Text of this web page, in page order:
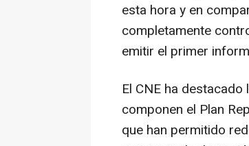
esta hora y en
completamente
emitir el primer
El CNE ha
componen el Plan
que han permitido